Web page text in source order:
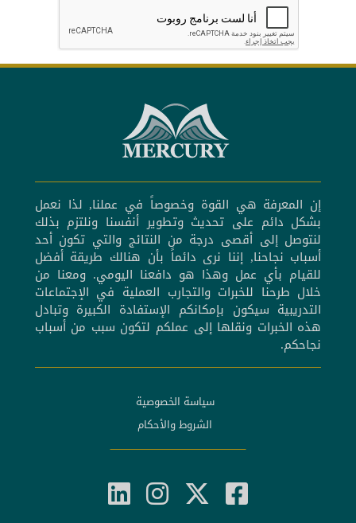
إن المعرفة هي القوة وخصوصاً في عملنا, لذا نعمل
بشكل دائم على تحديث وتطوير أنفسنا ونلتزم بذلك
لنتوصل إلى أقصى درجة من النتائج والتي تكون أحد
أسباب نجاحنا, إننا نرى دائماً بأن هنالك طريقة أفضل
للقيام بأي عمل وهذا هو دافعنا اليومي. ومعنا من
خلال طرحنا للخبرات والتجارب العملية في الإجتماعات
التدريبية سيكون بإمكانكم الإستفادة الكبيرة وتبادل
هذه الخبرات ونقلها إلى عملكم لتكون سبب من أسباب
نجاحكم.
سياسة الخصوصية
الشروط والأحكام